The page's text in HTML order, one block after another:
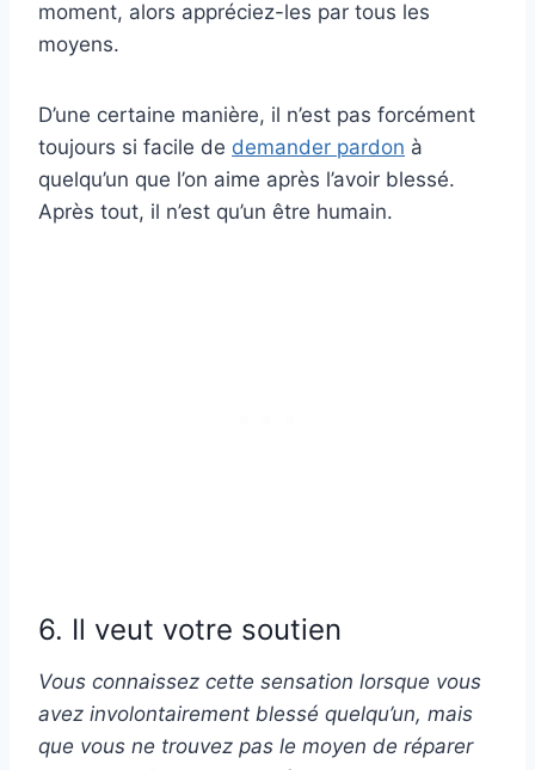
moment, alors appréciez-les par tous les
moyens.
D’une certaine manière, il n’est pas forcément
toujours si facile de demander pardon à
quelqu’un que l’on aime après l’avoir blessé.
Après tout, il n’est qu’un être humain.
6. Il veut votre soutien
Vous connaissez cette sensation lorsque vous
avez involontairement blessé quelqu’un, mais
que vous ne trouvez pas le moyen de réparer